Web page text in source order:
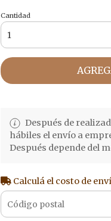
Cantidad
Después de
hábiles el envío a
Después depende del
Calculá el costo de